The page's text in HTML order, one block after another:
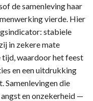
de samenleving haar
vierde. Hier
stabiele
in zekere mate
waardoor het feest
en een uitdrukking
Samenlevingen die
en onzekerheid —